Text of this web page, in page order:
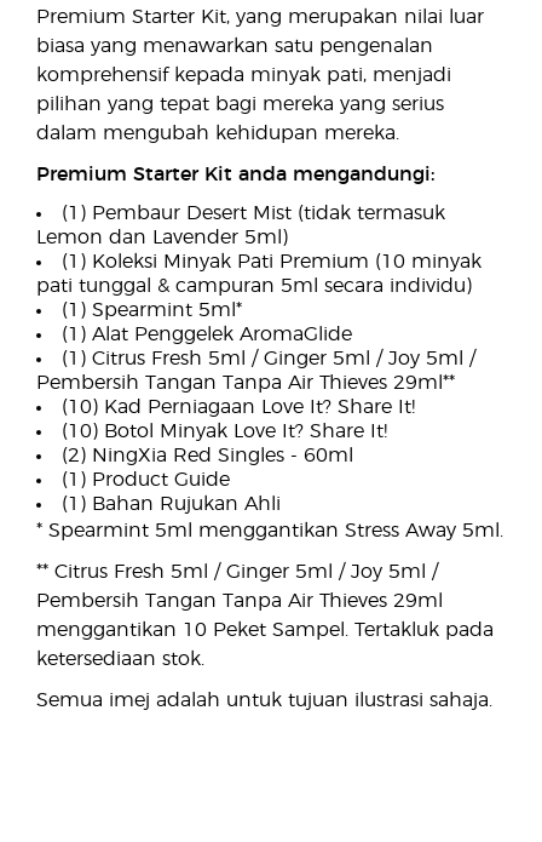
Premium Starter Kit, yang merupakan nilai luar
biasa yang menawarkan satu pengenalan
komprehensif kepada minyak pati, menjadi
pilihan yang tepat bagi mereka yang serius
dalam mengubah kehidupan mereka.
Premium Starter Kit anda mengandungi:
(1) Pembaur Desert Mist (tidak termasuk
Lemon dan Lavender 5ml)
(1) Koleksi Minyak Pati Premium (10 minyak
pati tunggal & campuran 5ml secara individu)
(1) Spearmint 5ml*
(1) Alat Penggelek AromaGlide
(1) Citrus Fresh 5ml / Ginger 5ml / Joy 5ml /
Pembersih Tangan Tanpa Air Thieves 29ml**
(10) Kad Perniagaan Love It? Share It!
(10) Botol Minyak Love It? Share It!
(2) NingXia Red Singles - 60ml
(1) Product Guide
(1) Bahan Rujukan Ahli
* Spearmint 5ml menggantikan Stress Away 5ml.
** Citrus Fresh 5ml / Ginger 5ml / Joy 5ml /
Pembersih Tangan Tanpa Air Thieves 29ml
menggantikan 10 Peket Sampel. Tertakluk pada
ketersediaan stok.
Semua imej adalah untuk tujuan ilustrasi sahaja.